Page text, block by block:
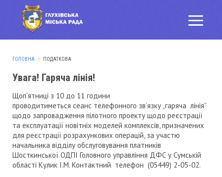
ГОЛОВНА ПОДАТКОВА
Увага! Гаряча лінія!
Щоп’ятниці з 10 до 11 години
проводитиметься сеанс телефонного зв’язку „гаряча лінія”
щодо запровадження пілотного проекту щодо реєстрації
та експлуатації новітніх моделей комплексів, призначених
для реєстрації розрахункових операцій, за участю
начальника відділу обслуговування платників
Шосткинської ОДПІ Головного управління ДФС у Сумській
області Кулик І.М. Контактний телефон (05449) 2-05-02.